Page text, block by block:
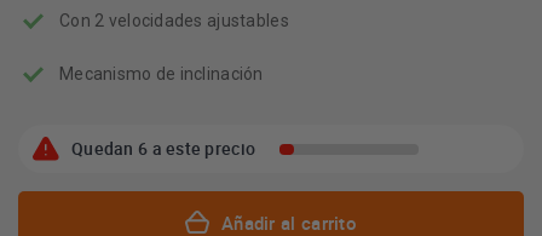
Con 2 velocidades ajustables
Mecanismo de inclinación
Quedan 6 a este precio
Añadir al carrito